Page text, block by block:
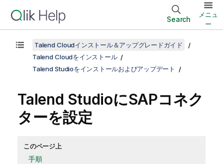
Search
メニュ
ー
Talend Cloudインストール＆アップグレードガイド
Talend Cloudをインストール
Talend Studioをインストールおよびアップデート
Talend StudioにSAPコネク
ターを設定
このページ上
手順